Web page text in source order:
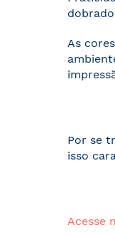
As
Por se
isso
Acesse